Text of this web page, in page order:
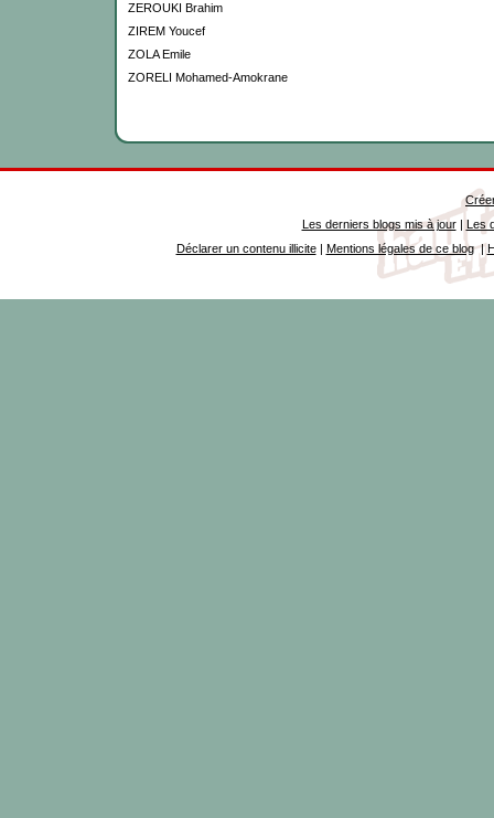
ZEROUKI Brahim
ZIREM Youcef
ZOLA Emile
ZORELI Mohamed-Amokrane
Les derniers blogs mis à jour| Les
Déclarer un contenu illicite| Mentions légales de ce blog|